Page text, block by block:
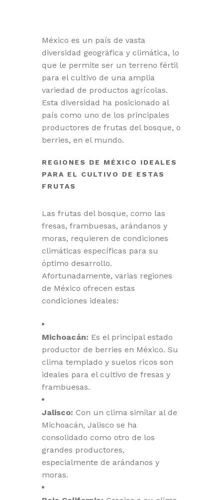
México es un país de vasta
diversidad geográfica y climática, lo
que le permite ser un terreno fértil
para el cultivo de una amplia
variedad de productos agrícolas.
Esta diversidad ha posicionado al
país como uno de los principales
productores de frutas del bosque, o
berries, en el mundo.
REGIONES DE MÉXICO IDEALES
PARA EL CULTIVO DE ESTAS
FRUTAS
Las frutas del bosque, como las
fresas, frambuesas, arándanos y
moras, requieren de condiciones
climáticas específicas para su
óptimo desarrollo.
Afortunadamente, varias regiones
de México ofrecen estas
condiciones ideales:
Michoacán: Es el principal estado
productor de berries en México. Su
clima templado y suelos ricos son
ideales para el cultivo de fresas y
frambuesas.
Jalisco: Con un clima similar al de
Michoacán, Jalisco se ha
consolidado como otro de los
grandes productores,
especialmente de arándanos y
moras.